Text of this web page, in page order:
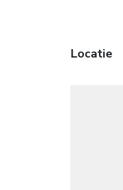
Locatie